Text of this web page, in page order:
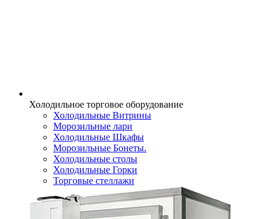
Холодильное торговое оборудование
Холодильные Витрины
Морозильные лари
Холодильные Шкафы
Морозильные Бонеты.
Холодильные столы
Холодильные Горки
Торговые стеллажи